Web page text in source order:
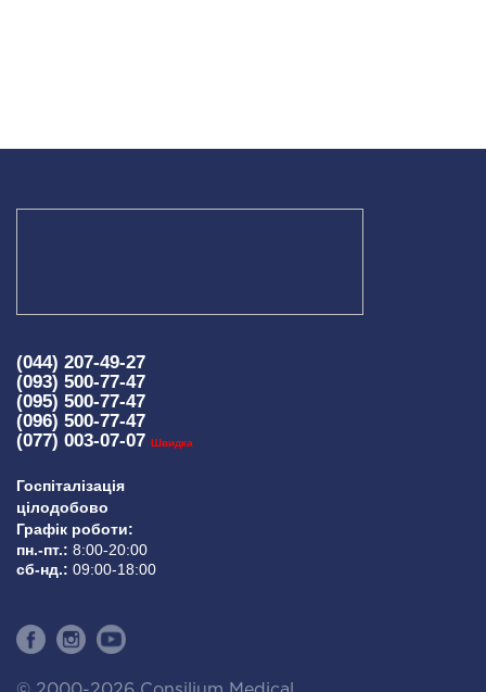
(044) 207-49-27
(093) 500-77-47
(095) 500-77-47
(096) 500-77-47
(077) 003-07-07 Швидка
Госпіталізація
цілодобово
Графік роботи:
пн.-пт.: 8:00-20:00
сб-нд.: 09:00-18:00